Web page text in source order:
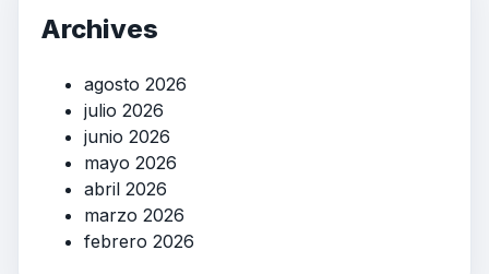
Archives
agosto 2026
julio 2026
junio 2026
mayo 2026
abril 2026
marzo 2026
febrero 2026